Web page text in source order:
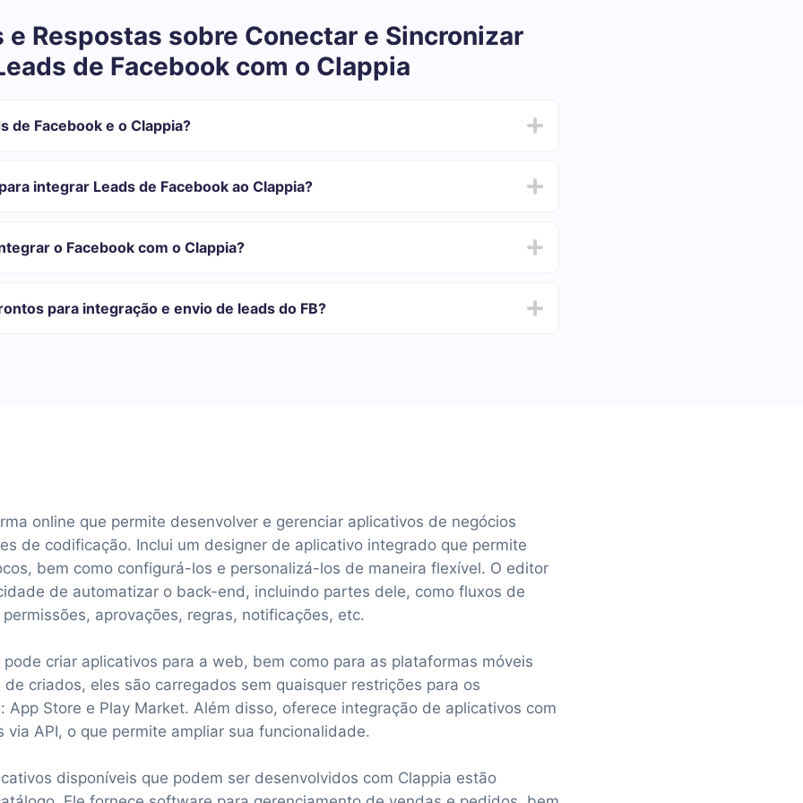
e Respostas sobre Conectar e Sincronizar
de Facebook com o Clappia
de Facebook e o Clappia?
do Facebook para o Clappia
integrar Leads de Facebook ao Clappia?
o Facebook com o Clappia?
para integração e envio de leads do FB?
online que permite desenvolver e gerenciar aplicativos de negócios
de codificação. Inclui um designer de aplicativo integrado que permite
bem como configurá-los e personalizá-los de maneira flexível. O editor
de automatizar o back-end, incluindo partes dele, como fluxos de
aprovações, regras, notificações, etc.
criar aplicativos para a web, bem como para as plataformas móveis
de criados, eles são carregados sem quaisquer restrições para os
App Store e Play Market. Além disso, oferece integração de aplicativos com
API, o que permite ampliar sua funcionalidade.
disponíveis que podem ser desenvolvidos com Clappia estão